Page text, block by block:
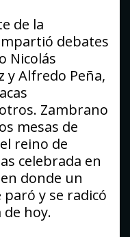
de la
debates
Nicolás
y Alfredo Peña,
Zambrano
mesas de
reino de
celebrada en
donde un
y se radicó
de hoy.